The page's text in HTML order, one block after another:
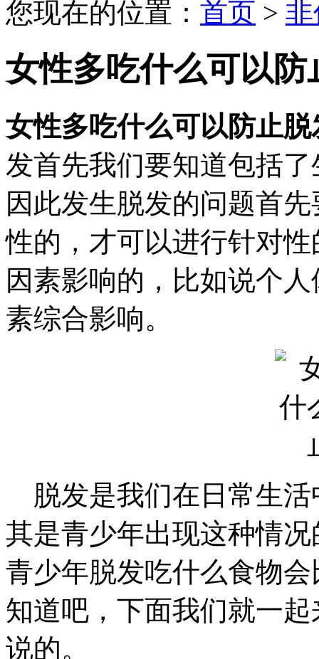
您现在的位置： 首页 >
女性多吃什么可以防
女性多吃什么可以防止脱
发首先我们要知道包括
因此发生脱发的问题首
性的，才可以进行针对
因素影响的，比如说个
素综合影响。
脱发是我们在日常生活
其是青少年出现这种情
青少年脱发吃什么食物
知道吧，下面我们就一
说的。